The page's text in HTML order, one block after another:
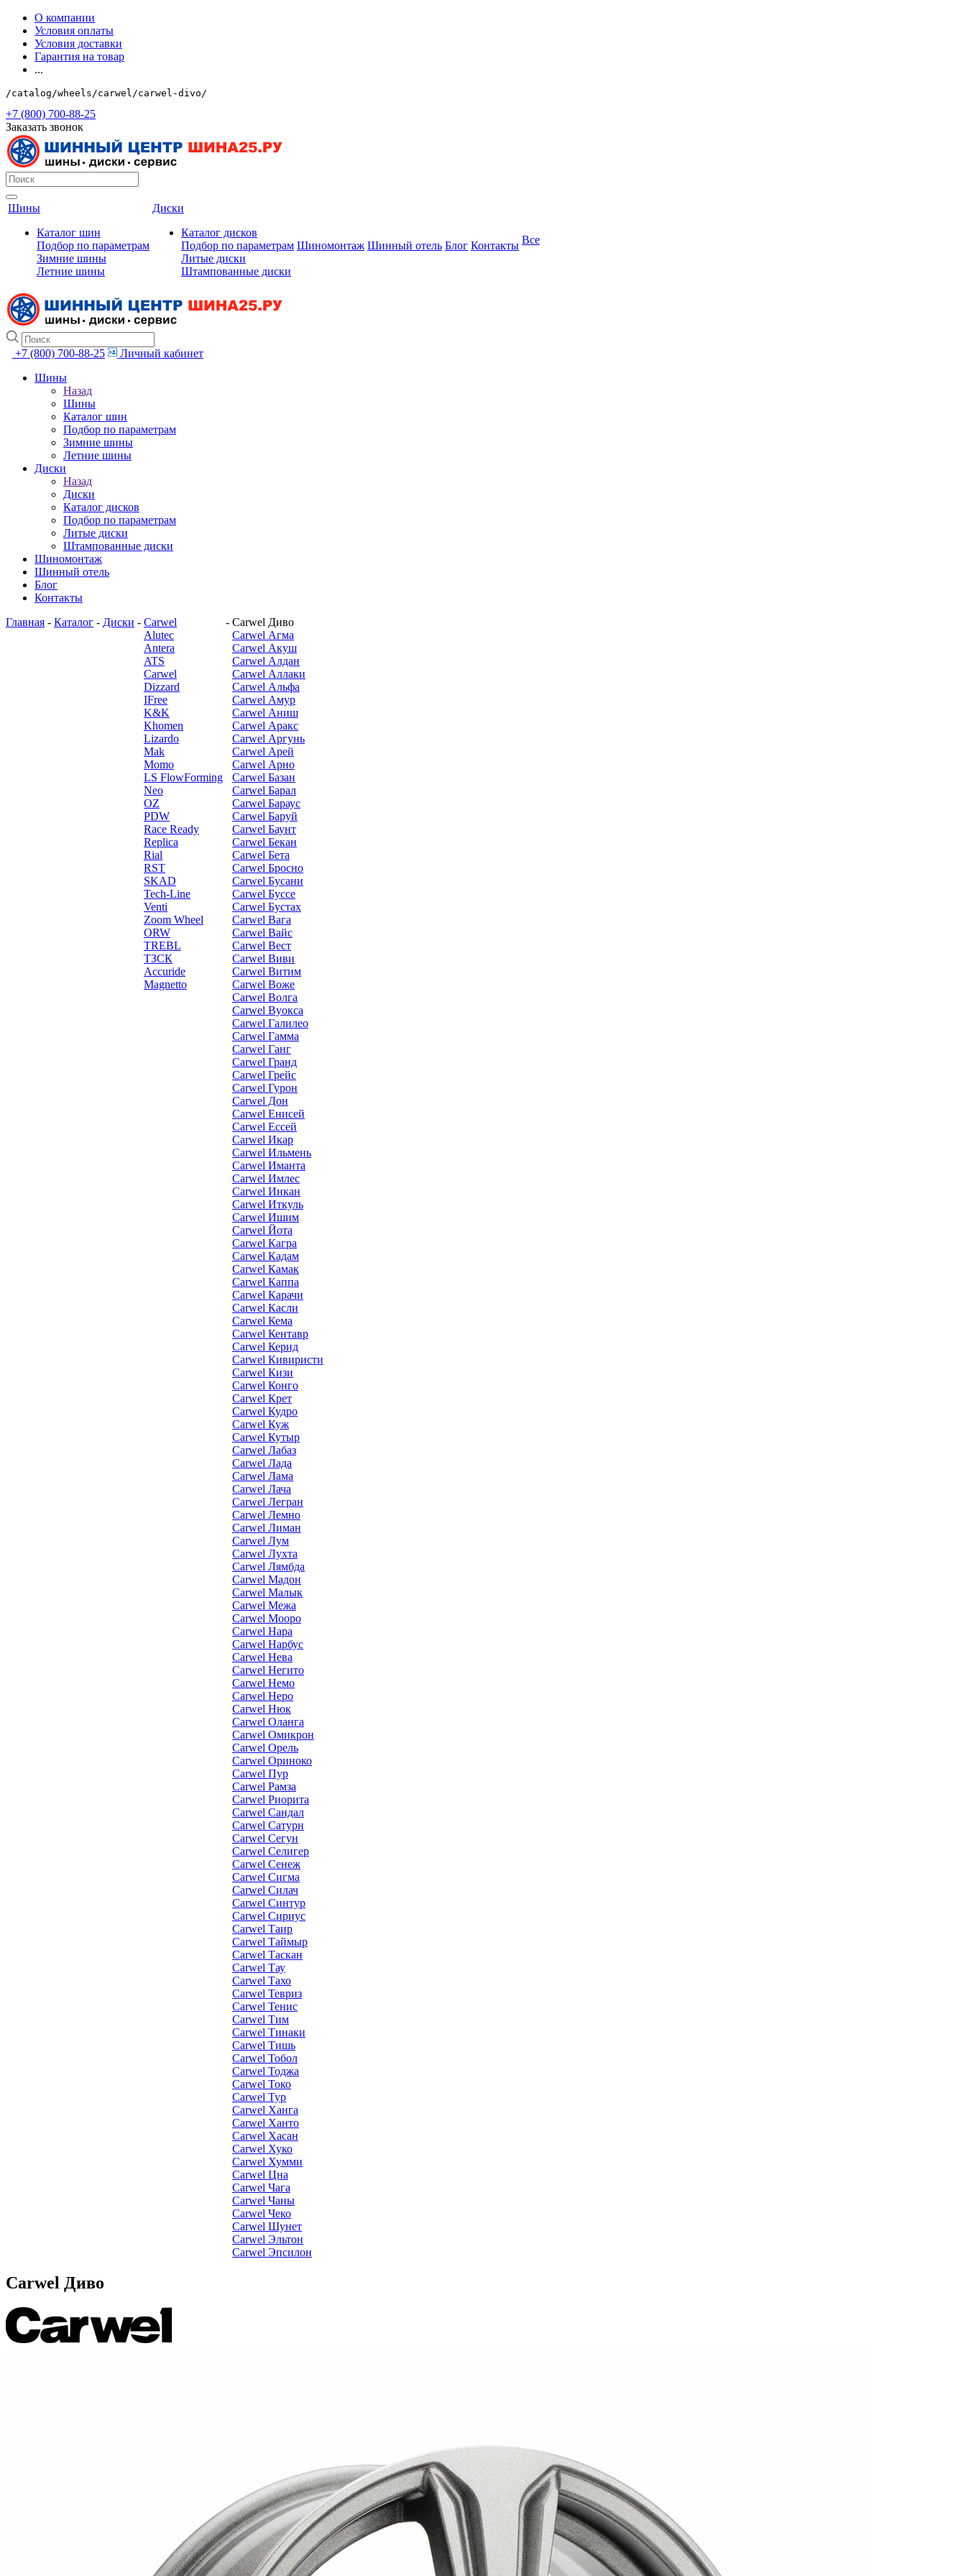
О компании
Условия оплаты
Условия доставки
Гарантия на товар
...
/catalog/wheels/carwel/carwel-divo/
+7 (800) 700-88-25
Заказать звонок
Шины
Каталог шин
Подбор по параметрам
Зимние шины
Летние шины
Диски
Каталог дисков
Подбор по параметрам
Литые диски
Штампованные диски
Шиномонтаж Шинный отель Блог Контакты Все
+7 (800) 700-88-25
Личный кабинет
Шины
Назад
Шины
Каталог шин
Подбор по параметрам
Зимние шины
Летние шины
Диски
Назад
Диски
Каталог дисков
Подбор по параметрам
Литые диски
Штампованные диски
Шиномонтаж
Шинный отель
Блог
Контакты
Главная - Каталог - Диски - Carwel
Alutec
Antera
ATS
Carwel
Dizzard
IFree
K&K
Khomen
Lizardo
Mak
Momo
LS FlowForming
Neo
OZ
PDW
Race Ready
Replica
Rial
RST
SKAD
Tech-Line
Venti
Zoom Wheel
ORW
TREBL
ТЗСК
Accuride
Magnetto
- Carwel Диво
Carwel Агма
Carwel Акуш
Carwel Алдан
Carwel Аллаки
Carwel Альфа
Carwel Амур
Carwel Аниш
Carwel Аракс
Carwel Аргунь
Carwel Арей
Carwel Арно
Carwel Базан
Carwel Барал
Carwel Бараус
Carwel Баруй
Carwel Баунт
Carwel Бекан
Carwel Бета
Carwel Бросно
Carwel Бусани
Carwel Буссе
Carwel Бустах
Carwel Вага
Carwel Вайс
Carwel Вест
Carwel Виви
Carwel Витим
Carwel Воже
Carwel Волга
Carwel Вуокса
Carwel Галилео
Carwel Гамма
Carwel Ганг
Carwel Гранд
Carwel Грейс
Carwel Гурон
Carwel Дон
Carwel Енисей
Carwel Ессей
Carwel Икар
Carwel Ильмень
Carwel Иманта
Carwel Имлес
Carwel Инкан
Carwel Иткуль
Carwel Ишим
Carwel Йота
Carwel Кагра
Carwel Кадам
Carwel Камак
Carwel Каппа
Carwel Карачи
Carwel Касли
Carwel Кема
Carwel Кентавр
Carwel Керид
Carwel Кивиристи
Carwel Кизи
Carwel Конго
Carwel Крет
Carwel Кудро
Carwel Куж
Carwel Кутыр
Carwel Лабаз
Carwel Лада
Carwel Лама
Carwel Лача
Carwel Легран
Carwel Лемно
Carwel Лиман
Carwel Лум
Carwel Лухта
Carwel Лямбда
Carwel Мадон
Carwel Малык
Carwel Межа
Carwel Мооро
Carwel Нара
Carwel Нарбус
Carwel Нева
Carwel Негито
Carwel Немо
Carwel Неро
Carwel Нюк
Carwel Оланга
Carwel Омикрон
Carwel Орель
Carwel Ориноко
Carwel Пур
Carwel Рамза
Carwel Риорита
Carwel Сандал
Carwel Сатурн
Carwel Сегун
Carwel Селигер
Carwel Сенеж
Carwel Сигма
Carwel Силач
Carwel Синтур
Carwel Сириус
Carwel Таир
Carwel Таймыр
Carwel Таскан
Carwel Тау
Carwel Тахо
Carwel Тевриз
Carwel Тенис
Carwel Тим
Carwel Тинаки
Carwel Тишь
Carwel Тобол
Carwel Тоджа
Carwel Токо
Carwel Тур
Carwel Ханга
Carwel Ханто
Carwel Хасан
Carwel Хуко
Carwel Хумми
Carwel Цна
Carwel Чага
Carwel Чаны
Carwel Чеко
Carwel Шунет
Carwel Эльтон
Carwel Эпсилон
Carwel Диво